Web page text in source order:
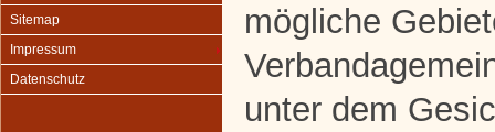
Sitemap
Impressum
Datenschutz
mögliche
unter dem